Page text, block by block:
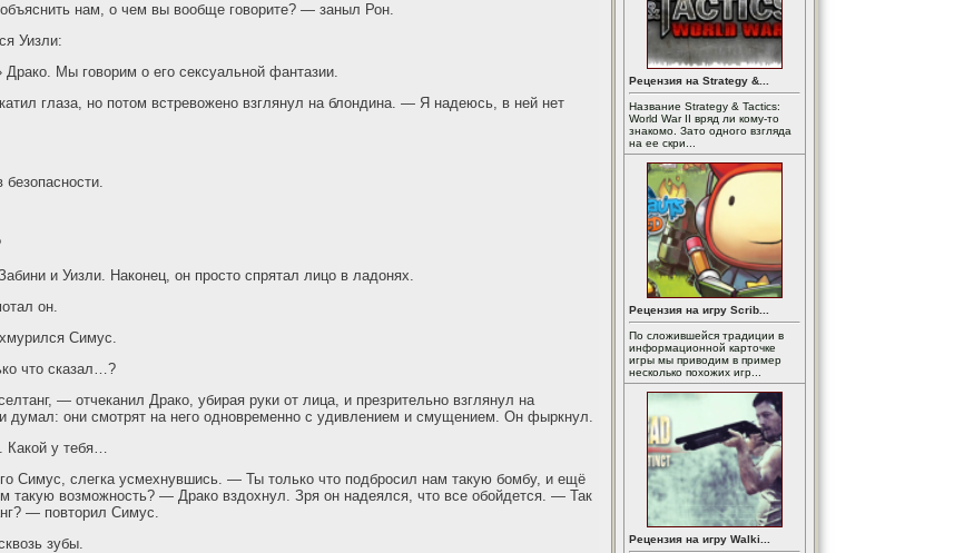
нам, о чем вы вообще говорите? — заныл Рон.
Уизли:
Мы говорим о его сексуальной фантазии.
глаза, но потом встревожено взглянул на блондина. — Я надеюсь, в ней нет
и Уизли. Наконец, он просто спрятал лицо в ладонях.
он.
Симус.
что сказал…?
— отчеканил Драко, убирая руки от лица, и презрительно взглянул на
думал: они смотрят на него одновременно с удивлением и смущением. Он фыркнул.
Какой у тебя…
Симус, слегка усмехнувшись. — Ты только что подбросил нам такую бомбу, и ещё
такую возможность? — Драко вздохнул. Зря он надеялся, что все обойдется. — Так
— повторил Симус.
зубы.
Рецензия на Strategy &...
Название Strategy & Tactics:
World War II вряд ли кому-то
знакомо. Зато одного взгляда
на ее скри...
Рецензия на игру Scrib...
По сложившейся традиции в
информационной карточке
игры мы приводим в пример
несколько похожих игр...
Рецензия на игру Walki...